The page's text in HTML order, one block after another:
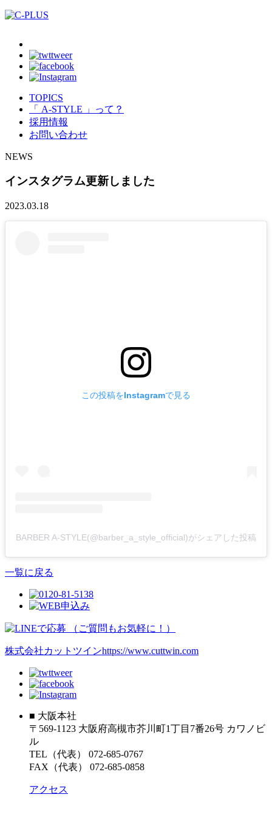
TOPICS
「 A-STYLE 」って？
採用情報
お問い合わせ
NEWS
インスタグラム更新しました
2023.03.18
この投稿をInstagramで見る
BARBER A-STYLE(@barber_a_style_official)がシェアした投稿
一覧に戻る
株式会社カットツインhttps://www.cuttwin.com
■ 大阪本社
〒569-1123 大阪府高槻市芥川町1丁目7番26号 カワノビ
ル
TEL（代表） 072-685-0767
FAX（代表） 072-685-0858
アクセス